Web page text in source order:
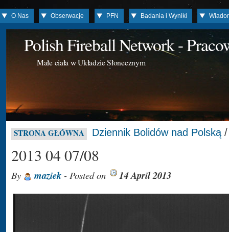
O Nas Obserwacje PFN Badania i Wyniki
Polish Fireball Network -
Małe ciała w Układzie Słonecznym
STRONA GŁÓWNA Dziennik Bolidów nad Polską
2013 04 07/08
By maziek - Posted on 14 April 2013